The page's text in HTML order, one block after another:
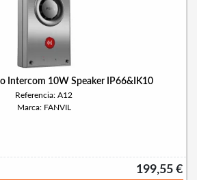
Intercom 10W Speaker IP66&IK10
Referencia: A12
Marca: FANVIL
199,55 €